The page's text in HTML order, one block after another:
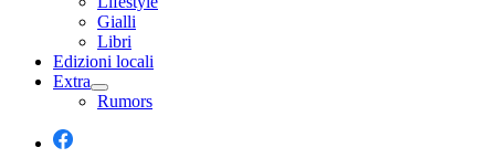
Gialli
Libri
Edizioni locali
Extra
Rumors